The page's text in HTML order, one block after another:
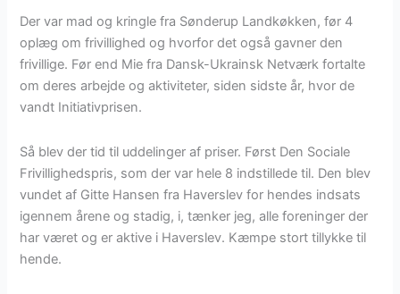
Der var mad og kringle fra Sønderup Landkøkken, før 4
oplæg om frivillighed og hvorfor det også gavner den
frivillige. Før end Mie fra Dansk-Ukrainsk Netværk fortalte
om deres arbejde og aktiviteter, siden sidste år, hvor de
vandt Initiativprisen.
Så blev der tid til uddelinger af priser. Først Den Sociale
Frivillighedspris, som der var hele 8 indstillede til. Den blev
vundet af Gitte Hansen fra Haverslev for hendes indsats
igennem årene og stadig, i, tænker jeg, alle foreninger der
har været og er aktive i Haverslev. Kæmpe stort tillykke til
hende.